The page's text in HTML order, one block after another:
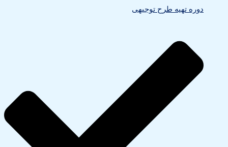
دوره تهیه طرح توجیهی